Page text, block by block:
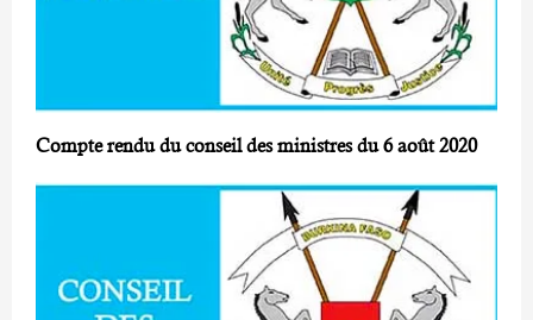
Compte rendu du conseil des ministres du 6 août 2020